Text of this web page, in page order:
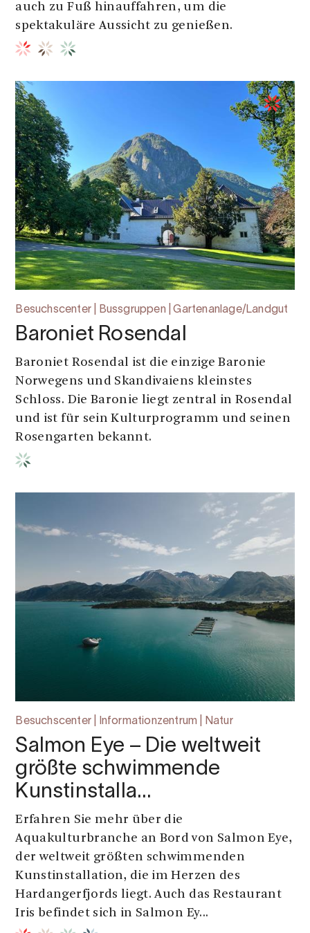
auch zu Fuß hinauffahren, um die
spektakuläre Aussicht zu genießen.
Besuchscenter | Bussgruppen | Gartenanlage/Landgut
Baroniet Rosendal
Baroniet Rosendal ist die einzige Baronie
Norwegens und Skandivaiens kleinstes
Schloss. Die Baronie liegt zentral in Rosendal
und ist für sein Kulturprogramm und seinen
Rosengarten bekannt.
Besuchscenter | Informationzentrum | Natur
Salmon Eye – Die weltweit
größte schwimmende
Kunstinstalla…
Erfahren Sie mehr über die
Aquakulturbranche an Bord von Salmon Eye,
der weltweit größten schwimmenden
Kunstinstallation, die im Herzen des
Hardangerfjords liegt. Auch das Restaurant
Iris befindet sich in Salmon Ey...